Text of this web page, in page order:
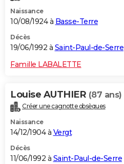
Naissance
10/08/1924 à Basse-Terre
Décès
19/06/1992 à Saint-Paul-de-Serre
Famille LABALETTE
Louise AUTHIER (87 ans)
Créer une cagnotte obsèques
Naissance
14/12/1904 à Vergt
Décès
11/06/1992 à Saint-Paul-de-Serre